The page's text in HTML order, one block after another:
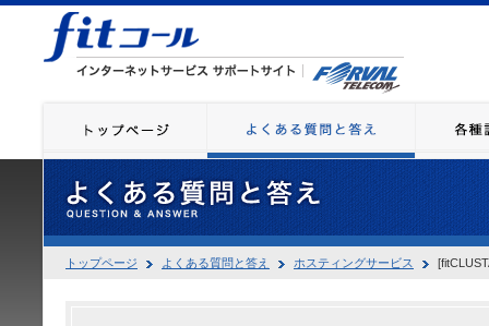
トップページ よくある質問と答え ホスティングサービス